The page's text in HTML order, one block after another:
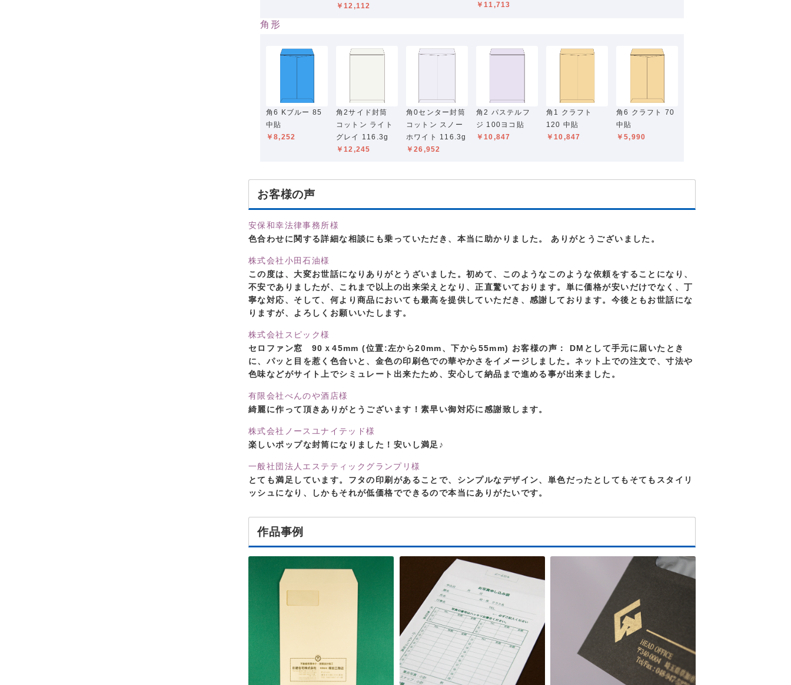
￥12,112
￥11,713
角形
角6 Kブルー 85
中貼
￥8,252
角2サイド封筒
コットン ライト
グレイ 116.3g
￥12,245
角0センター封筒
コットン スノー
ホワイト 116.3g
￥26,952
角2 パステルフ
ジ 100ヨコ貼
￥10,847
角1 クラフト
120 中貼
￥10,847
角6 クラフト 70
中貼
￥5,990
お客様の声
安保和幸法律事務所様
色合わせに関する詳細な相談にも乗っていただき、本当に助かりました。 ありがとうございました。
株式会社小田石油様
この度は、大変お世話になりありがとうざいました。初めて、このようなこのような依頼をすることになり、
不安でありましたが、これまで以上の出来栄えとなり、正直驚いております。単に価格が安いだけでなく、丁
寧な対応、そして、何より商品においても最高を提供していただき、感謝しております。今後ともお世話にな
りますが、よろしくお願いいたします。
株式会社スピック様
セロファン窓 90ｘ45mm (位置:左から20mm、下から55mm) お客様の声： DMとして手元に届いたとき
に、パッと目を惹く色合いと、金色の印刷色での華やかさをイメージしました。ネット上での注文で、寸法や
色味などがサイト上でシミュレート出来たため、安心して納品まで進める事が出来ました。
有限会社べんのや酒店様
綺麗に作って頂きありがとうございます！素早い御対応に感謝致します。
株式会社ノースユナイテッド様
楽しいポップな封筒になりました！安いし満足♪
一般社団法人エステティックグランプリ様
とても満足しています。フタの印刷があることで、シンプルなデザイン、単色だったとしてもそてもスタイリ
ッシュになり、しかもそれが低価格でできるので本当にありがたいです。
作品事例